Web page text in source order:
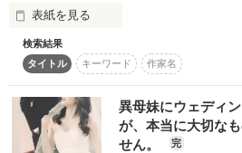
感想
表紙を見る
───男の人の優しさはもう信じられな
検索結果
タイトル
キーワード 作家名
異母妹にウェディ
が、本当に大切な
せん。
完